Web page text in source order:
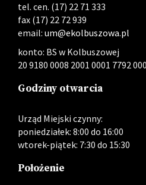
tel. cen. (17) 22 71 333
fax (17) 22 72 939
email: um@ekolbuszowa.pl
konto: BS w Kolbuszowej
20 9180 0008 2001 0001 7792
Godziny otwarcia
Urząd Miejski czynny:
poniedziałek: 8:00 do 16:00
wtorek-piątek: 7:30 do 15:30
Położenie